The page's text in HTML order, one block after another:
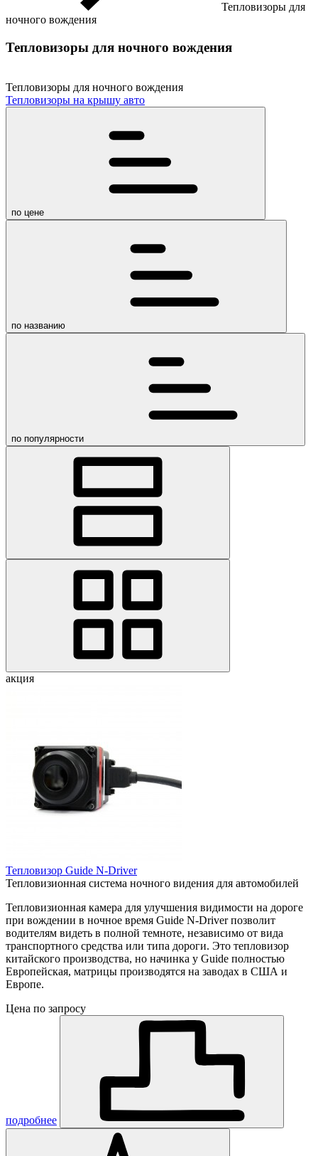
Тепловизоры для
ночного вождения
Тепловизоры для ночного вождения
Тепловизоры для ночного вождения
Тепловизоры на крышу авто
по цене
по названию
по популярности
акция
Тепловизор Guide N-Driver
Тепловизионная система ночного видения для автомобилей
Тепловизионная камера для улучшения видимости на дороге
при вождении в ночное время Guide N-Driver позволит
водителям видеть в полной темноте, независимо от вида
транспортного средства или типа дороги. Это тепловизор
китайского производства, но начинка у Guide полностью
Европейская, матрицы производятся на заводах в США и
Европе.
Цена по запросу
подробнее